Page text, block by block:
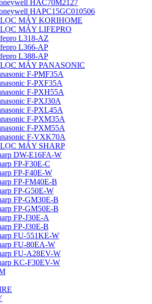
HAC70M2127
HAPC15GC010506
MÁY KORIHOME
MÁY LIFEPRO
L318-AZ
L366-AP
L388-AP
MÁY PANASONIC
F-PMF35A
F-PXF35A
F-PXH55A
F-PXJ30A
F-PXL45A
F-PXM35A
F-PXM55A
F-VXK70A
MÁY SHARP
DW-E16FA-W
FP-F30E-C
FP-F40E-W
FP-FM40E-B
FP-G50E-W
FP-GM30E-B
FP-GM50E-B
FP-J30E-A
FP-J30E-B
FU-551KE-W
FU-80EA-W
FU-A28EV-W
KC-F30EV-W